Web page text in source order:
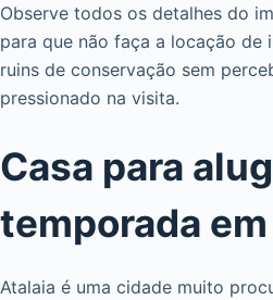
Observe todos os detalhes do
para que não faça a locação de
ruins de conservação sem
pressionado na visita.
Casa para
temporada
Atalaia é uma cidade muito